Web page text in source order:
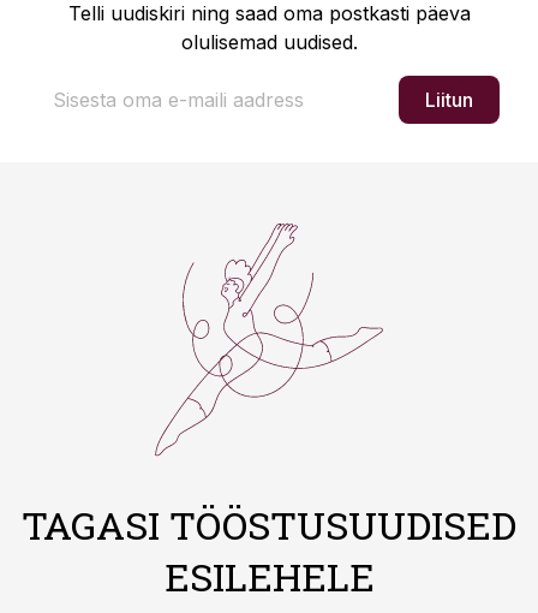
Telli uudiskiri ning saad oma postkasti päeva
olulisemad uudised.
Liitun
TAGASI TÖÖSTUSUUDISED
ESILEHELE